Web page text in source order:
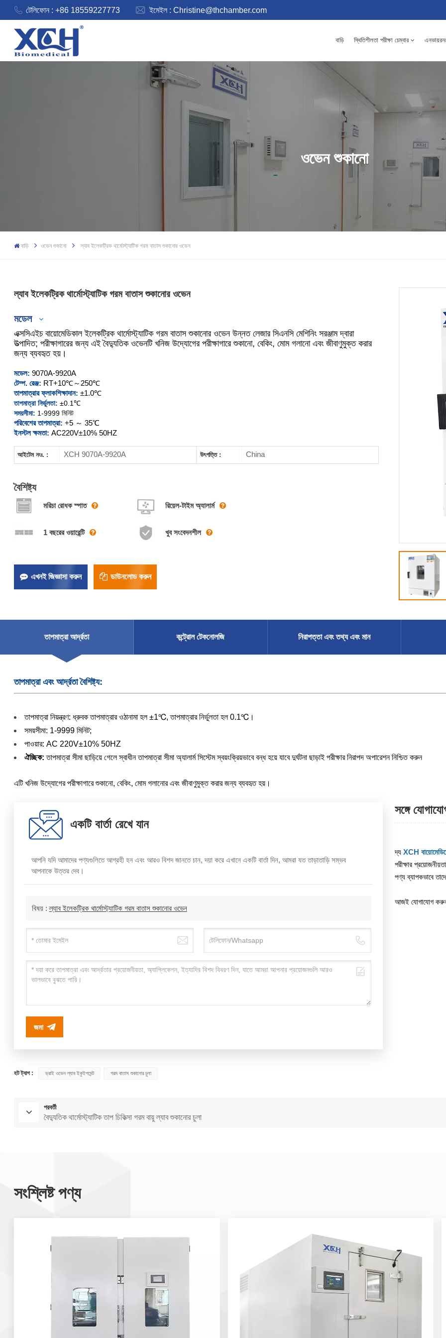
টেলিফোন : +86 18559227773 ইমেইল :Christine@thchamber.com
বাড়ি স্থিতিশীলতা পরীক্ষা চেম্বার
ওভেন শুকানো
বাড়ি ওভেন শুকানো ল্যাব ইলেকট্রিক থার্মোস্ট্যাটিক গরম বাতাস শুকানোর ওভেন
ল্যাব ইলেকট্রিক থার্মোস্ট্যাটিক গরম বাতাস শুকানোর ওভেন
মডেল
XCH-9075A-9925A
এক্সসিএইচ বায়োমেডিকাল ইলেকট্রিক থার্মোস্ট্যাটিক গরম বাতাস শুকানোর ওভেন উন্নত লেজার সিএনসি মেশিনিং সরঞ্জাম দ্বারা
উত্পাদিত; পরীক্ষাগারের জন্য এই বৈদ্যুতিক ওভেনটি খনিজ উদ্যোগের পরীক্ষাগারে শুকানো, বেকিং, মোম গলানো এবং জীবাণুমুক্ত করার
জন্য ব্যবহৃত হয়।
মডেল: 9070A-9920A
টেম্প. রেঞ্জ: RT+10℃～250℃
তাপমাত্রার ফ্লাকশিক্ষাদান: ±1.0℃
তাপমাত্রা নির্ভুলতা:±0.1℃
সময়সীমা: 1-9999 মিনিট
পরিবেশের তাপমাত্রা: +5 ～ 35℃
ইনস্টল ক্ষমতা: AC220V±10% 50HZ
আইটেম নংঃ. : XCH 9070A-9920A উৎপত্তি : China
বৈশিষ্ট্য
মরিচা রোধক স্পাত রিয়েল-টাইম অ্যালার্ম
1 বছরের ওয়ারেন্টি খুব সংবেদনশীল
এখনই জিজ্ঞাসা করুন ডাউনলোড করুন
তাপমাত্রা আর্দ্রতা কন্ট্রোল টেকনোলজি নিরাপত্তা এবং তথ্য এবং মান
তাপমাত্রা এবং আর্দ্রতা বৈশিষ্ট্য:
তাপমাত্রা নিয়ন্ত্রণ: ধ্রুবক তাপমাত্রার ওঠানামা হল ±1℃, তাপমাত্রার নির্ভুলতা হল 0.1℃।
সময়সীমা: 1-9999 মিনিট;
পাওয়ার: AC 220V±10% 50HZ
ঐচ্ছিক:তাপমাত্রা সীমা ছাড়িয়ে গেলে স্বাধীন তাপমাত্রা সীমা অ্যালার্ম সিস্টেম স্বয়ংক্রিয়ভাবে বন্ধ হয়ে যাবেদুর্ঘটনা ছাড়াই পরীক্ষার নিরাপদ অপারেশন নিশ্চিত করুন
এটি খনিজ উদ্যোগের পরীক্ষাগারে শুকানো, বেকিং, মোম গলানোর এবং জীবাণুমুক্ত করার জন্য ব্যবহৃত হয়।
একটি বার্তা রেখে যান
আপনি যদি আমাদের পণ্যগুলিতে আগ্রহী হন এবং আরও বিশদ জানতে চান, দয়া করে এখানে একটি বার্তা দিন, আমরা যত তাড়াতাড়ি সম্ভব
আপনাকে উত্তর দেব।
বিষয় :ল্যাব ইলেকট্রিক থার্মোস্ট্যাটিক গরম বাতাস শুকানোর ওভেন
জমা
সঙ্গে
দ্যXCH
পরীক্ষার
পণ্য ব্যাপকভাবে
আজই যোগাযোগ
হট ট্যাগ : ড্রাই ওভেন ল্যাব ইকুইপমেন্ট গরম বাতাস শুকানোর চুলা
পরবর্তী
বৈদ্যুতিক থার্মোস্ট্যাটিক তাপ চিকিত্সা গরম বায়ু ল্যাব শুকানোর চুলা
সংশ্লিষ্ট পণ্য